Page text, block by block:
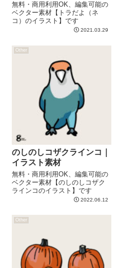
無料・商用利用OK、編集可能の
ベクター素材【トラだよ（ネ
コ）のイラスト】です
2021.03.29
Other
のしのしコザクラインコ｜
イラスト素材
無料・商用利用OK、編集可能の
ベクター素材【のしのしコザク
ラインコのイラスト】です
2022.06.12
Other